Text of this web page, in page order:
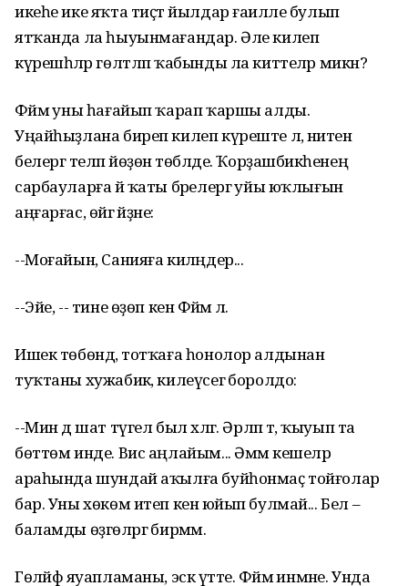
икеһе ике яҡта тиҫтә йылдар ғаиләле булып
ятҡанда ла һыуынмағандар. Әле килеп
күрешһәләр гөлтләп ҡабынды ла киттеләр микән?
Фәймә уны һағайып ҡарап ҡаршы алды.
Уңайһыҙлана биреп килеп күреште лә, ниәтен
белергә теләп йөҙөнә төбәлде. Ҡорҙашбикәһенең
сарбауларға йә ҡаты бәрелергә уйы юҡлығын
аңғарғас, өйгә әйҙәне:
--Моғайын, Санияға киләңдер...
--Эйе, -- тине өҙөп кенә Фәймә лә.
Ишек төбөндә, тотҡаға һонолор алдынан
туҡтаны хужабикә, килеүсегә боролдо:
--Мин дә шат түгел был хәлгә. Әрләп тә, ҡыуып та
бөттөм инде. Вис аңлайым... Әммә кешеләр
араһында шундай аҡылға буйһонмаҫ тойғолар
бар. Уны хөкөм итеп кенә юйып булмай... Бел –
баламды өҙгөләргә бирмәм.
Гөләйфә яуапламаны, эскә үтте. Фәймә инмәне. Унда